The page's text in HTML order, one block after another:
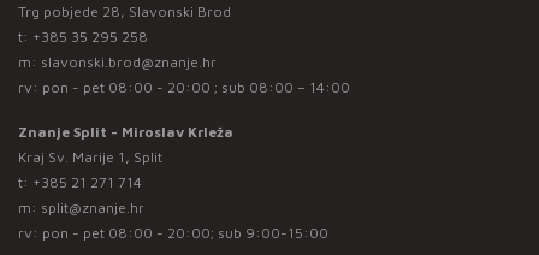
Trg pobjede 28, Slavonski Brod
t: +385 35 295 258
m: slavonski.brod@znanje.hr
rv: pon - pet 08:00 - 20:00 ; sub 08:00 – 14:00
Znanje Split - Miroslav Krleža
Kraj Sv. Marije 1, Split
t: +385 21 271 714
m: split@znanje.hr
rv: pon - pet 08:00 - 20:00; sub 9:00-15:00